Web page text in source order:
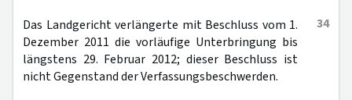
34
Das Landgericht verlängerte mit Beschluss vom 1.
Dezember 2011 die vorläufige Unterbringung bis
längstens 29. Februar 2012; dieser Beschluss ist
nicht Gegenstand der Verfassungsbeschwerden.